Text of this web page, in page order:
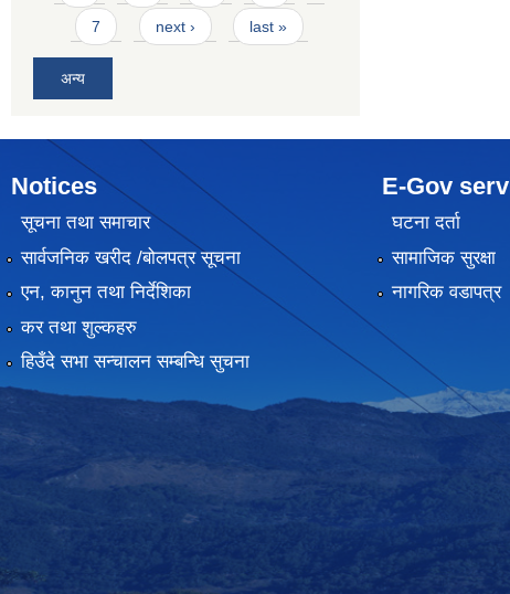
7 next › last »
अन्य
Notices
सूचना तथा समाचार
सार्वजनिक खरीद /बोलपत्र सूचना
एन, कानुन तथा निर्देशिका
कर तथा शुल्कहरु
हिउँदे सभा सन्चालन सम्बन्धि सुचना
E-Gov
घटना दर्ता
सामाजिक सुरक्षा
नागरिक वडापत्र